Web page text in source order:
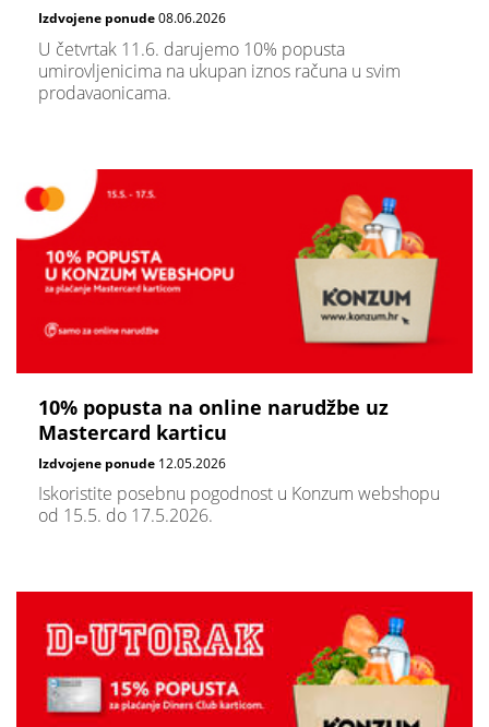
Izdvojene ponude08.06.2026
U četvrtak 11.6. darujemo 10% popusta
umirovljenicima na ukupan iznos računa u svim
prodavaonicama.
10% popusta na online narudžbe uz
Mastercard karticu
Izdvojene ponude 12.05.2026
Iskoristite posebnu pogodnost u Konzum webshopu
od 15.5. do 17.5.2026.